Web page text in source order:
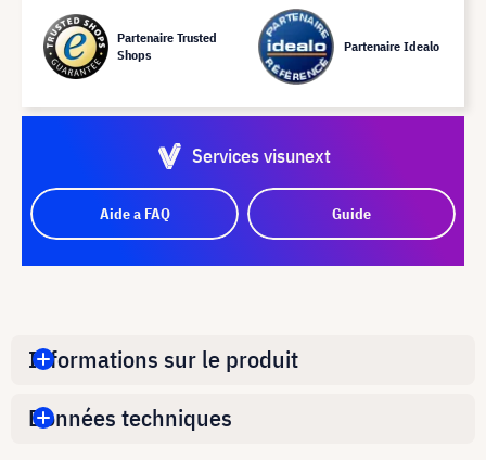
Partenaire Trusted
Shops
Partenaire Idealo
Services visunext
Aide a FAQ Guide
Informations sur le produit
Données techniques